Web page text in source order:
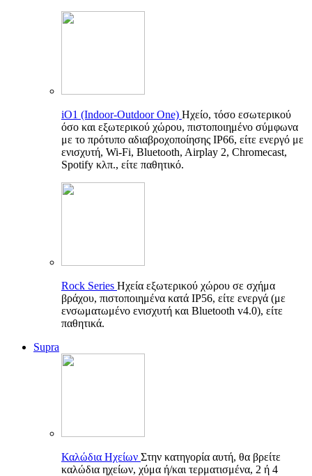
iO1 (Indoor-Outdoor One) Ηχείο, τόσο εσωτερικού
όσο και εξωτερικού χώρου, πιστοποιημένο σύμφωνα
με το πρότυπο αδιαβροχοποίησης IP66, είτε ενεργό με
ενισχυτή, Wi-Fi, Bluetooth, Airplay 2, Chromecast,
Spotify κλπ., είτε παθητικό.
Rock Series Ηχεία εξωτερικού χώρου σε σχήμα
βράχου, πιστοποιημένα κατά IP56, είτε ενεργά (με
ενσωματωμένο ενισχυτή και Bluetooth v4.0), είτε
παθητικά.
Supra
Καλώδια Ηχείων Στην κατηγορία αυτή, θα βρείτε
καλώδια ηχείων, χύμα ή/και τερματισμένα, 2 ή 4